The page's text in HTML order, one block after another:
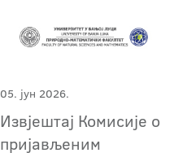
05. јун 2026.
Извјештај Комисије о
пријављеним